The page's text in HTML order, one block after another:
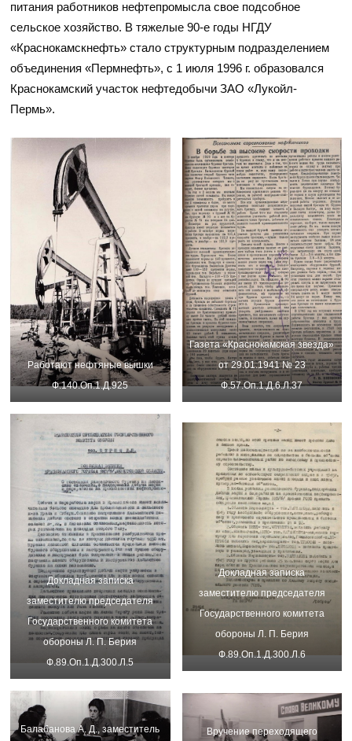
питания работников нефтепромысла свое подсобное
сельское хозяйство. В тяжелые 90-е годы НГДУ
«Краснокамскнефть» стало структурным подразделением
объединения «Пермнефть», с 1 июля 1996 г. образовался
Краснокамский участок нефтедобычи ЗАО «Лукойл-
Пермь».
Работают нефтяные вышки
Ф.140.Оп.1.Д.925
Газета «Краснокамская звезда»
от 29.01.1941 № 23
Ф.57.Оп.1.Д.6.Л.37
Докладная записка
заместителю председателя
Государственного комитета
обороны Л. П. Берия
Ф.89.Оп.1.Д.300.Л.5
Докладная записка
заместителю председателя
Государственного комитета
обороны Л. П. Берия
Ф.89.Оп.1.Д.300.Л.6
Балабанова А. Д., заместитель
Вручение переходящего